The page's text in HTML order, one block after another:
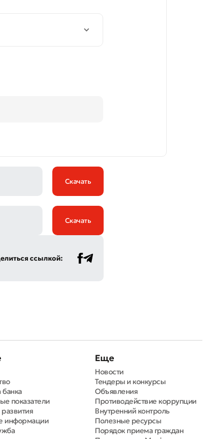
Скачать
Скачать
ссылкой:
банка
показатели
развития
информации
Еще
Новости
Тендеры и конкурсы
Объявления
Противодействие коррупции
Внутренний контроль
Полезные ресурсы
Порядок приема граждан